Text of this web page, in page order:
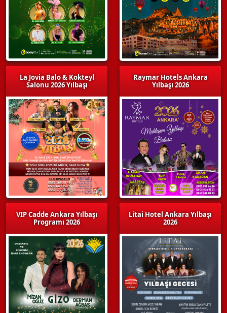
La Jovia Balo & Kokteyl
Salonu 2026 Yılbaşı
VIP Cadde Ankara Yılbaşı
Programı 2026
Raymar Hotels Ankara
Yılbaşı 2026
Litai Hotel Ankara Yılbaşı
2026